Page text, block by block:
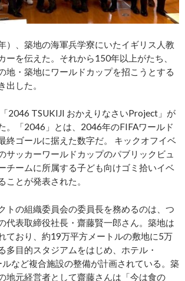
）、築地の海軍兵学寮にいたイギリス人教
ーを伝えた。それから150年以上がたち、
地・築地にワールドカップを招こうとする
出した。
2046 TSUKIJI おかえりなさいProject」が
。「2046」とは、2046年のFIFAワールド
終ゴールに据えた数字だ。 キックオフイベ
サッカーワールドカップのパブリックビュ
チームに所属する子ども向けゴミ拾いイベ
ことが発表された。
トの組織委員会の委員長を務めるのは、つ
代表取締役社長・齋藤賢一郎さん。築地は
ており、約19万平方メートルの敷地に5万
多目的スタジアムをはじめ、ホテル・
など複合施設の整備が計画されている。築
地元経営者として齋藤さんは「今は食の